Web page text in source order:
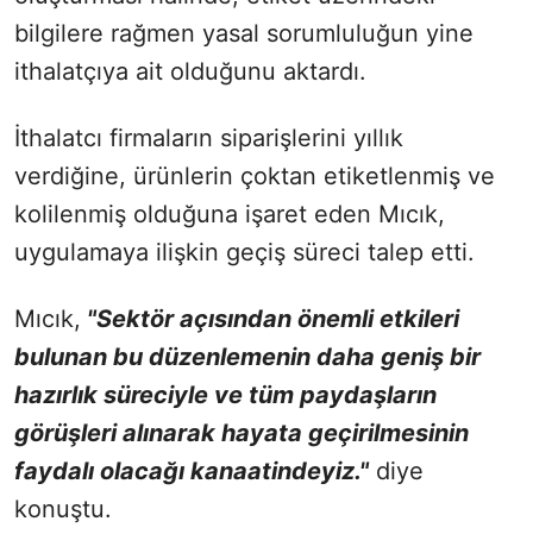
bilgilere rağmen yasal sorumluluğun yine
ithalatçıya ait olduğunu aktardı.
İthalatcı firmaların siparişlerini yıllık
verdiğine, ürünlerin çoktan etiketlenmiş ve
kolilenmiş olduğuna işaret eden Mıcık,
uygulamaya ilişkin geçiş süreci talep etti.
Mıcık, "Sektör açısından önemli etkileri
bulunan bu düzenlemenin daha geniş bir
hazırlık süreciyle ve tüm paydaşların
görüşleri alınarak hayata geçirilmesinin
faydalı olacağı kanaatindeyiz."diye
konuştu.